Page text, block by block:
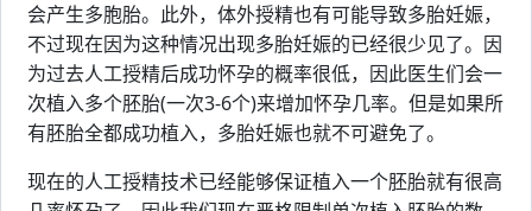
会产生多胞胎。此外，体外授精也有可能导致多胎妊娠，
不过现在因为这种情况出现多胎妊娠的已经很少见了。因
为过去人工授精后成功怀孕的概率很低，因此医生们会一
次植入多个胚胎(一次3-6个)来增加怀孕几率。但是如果所
有胚胎全都成功植入，多胎妊娠也就不可避免了。
现在的人工授精技术已经能够保证植入一个胚胎就有很高